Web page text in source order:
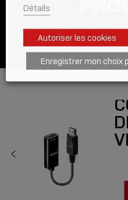
Détails
Autoriser les cookies
Enregistrer mon choix